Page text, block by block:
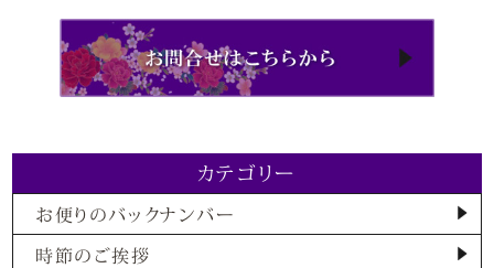
カテゴリー
お便りのバックナンバー
時節のご挨拶